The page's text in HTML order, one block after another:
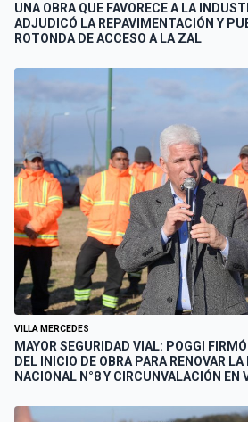
UNA OBRA QUE FAVORECE A LA
ADJUDICÓ LA REPAVIMENTACIÓN Y
ROTONDA DE ACCESO A LA ZAL
VILLA MERCEDES
MAYOR SEGURIDAD VIAL: POGGI
DEL INICIO DE OBRA PARA RENOVAR
NACIONAL N°8 Y CIRCUNVALACIÓN EN